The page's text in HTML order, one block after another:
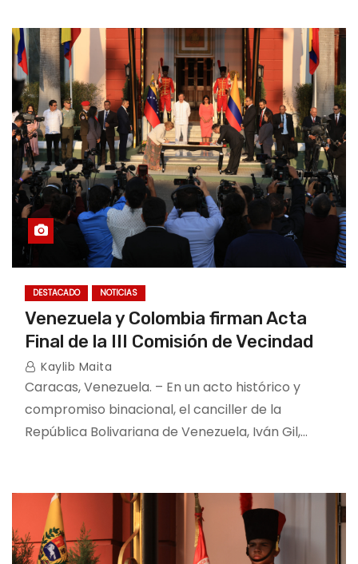
DESTACADO NOTICIAS
Venezuela y Colombia firman Acta
Final de la III Comisión de Vecindad
Kaylib Maita
Caracas, Venezuela. – En un acto histórico y
compromiso binacional, el canciller de la
República Bolivariana de Venezuela, Iván Gil,…